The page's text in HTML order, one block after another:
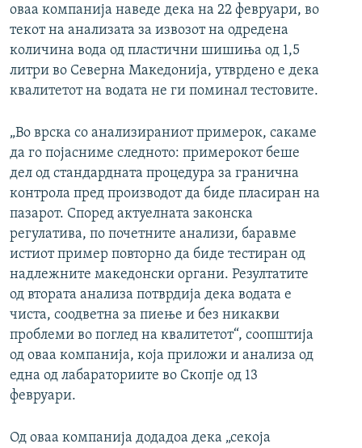
оваа компанија наведе дека на 22 февруари, во
текот на анализата за извозот на одредена
количина вода од пластични шишиња од 1,5
литри во Северна Македонија, утврдено е дека
квалитетот на водата не ги поминал тестовите.
„Во врска со анализираниот примерок, сакаме
да го појасниме следното: примерокот беше
дел од стандардната процедура за гранична
контрола пред производот да биде пласиран на
пазарот. Според актуелната законска
регулатива, по почетните анализи, баравме
истиот пример повторно да биде тестиран од
надлежните македонски органи. Резултатите
од втората анализа потврдија дека водата е
чиста, соодветна за пиење и без никакви
проблеми во поглед на квалитетот“, соопштија
од оваа компанија, која приложи и анализа од
една од лабараториите во Скопје од 13
февруари.
Од оваа компанија додадоа дека „секоја